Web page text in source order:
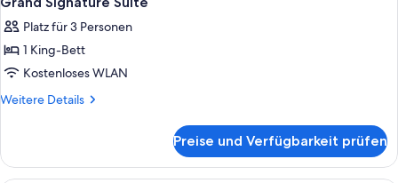
Platz für 3 Personen
1 King-Bett
Kostenloses WLAN
Weitere Details
Weitere
Signature
Suite
Preise und Verfügbarkeit prüfen